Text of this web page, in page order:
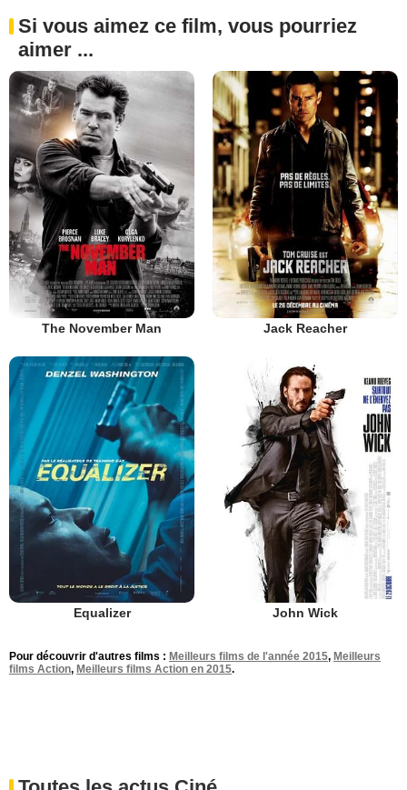
Si vous aimez ce film, vous pourriez
aimer ...
The November Man Jack Reacher
Equalizer John Wick
Pour découvrir d'autres films : Meilleurs films de l'année 2015, Meilleurs
films Action, Meilleurs films Action en 2015.